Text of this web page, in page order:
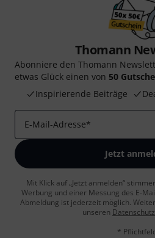
Thomann
Abonniere den Thomann
etwas Glück einen von 50
Inspirierende Beiträge
E-Mail-Adresse*
Jetzt
Mit Klick auf „Jetzt anmelden“
Werbung und einer Messung des E-
Abmeldung ist jederzeit möglich.
unseren
*